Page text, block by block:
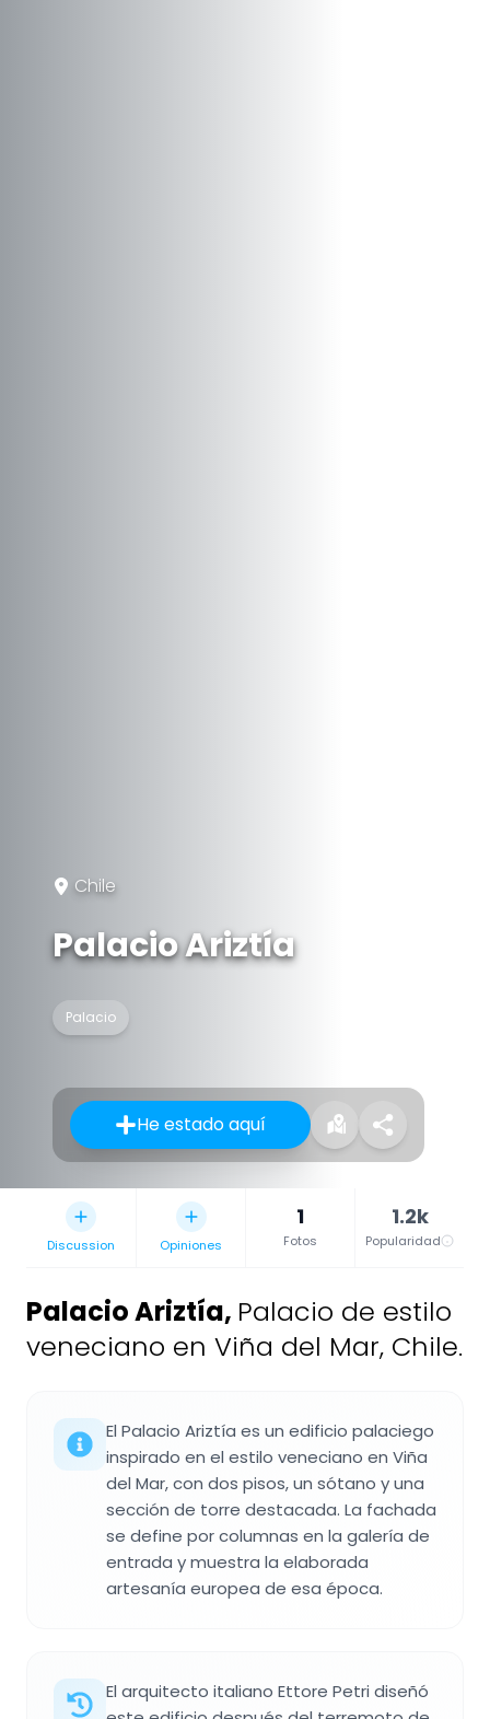
Chile
Palacio Ariztía
Palacio
He estado aquí
Discussion Opiniones
1
Fotos
1.2k
Popularidad
Palacio Ariztía, Palacio de estilo
veneciano en Viña del Mar, Chile.
El Palacio Ariztía es un edificio palaciego
inspirado en el estilo veneciano en Viña
del Mar, con dos pisos, un sótano y una
sección de torre destacada. La fachada
se define por columnas en la galería de
entrada y muestra la elaborada
artesanía europea de esa época.
El arquitecto italiano Ettore Petri diseñó